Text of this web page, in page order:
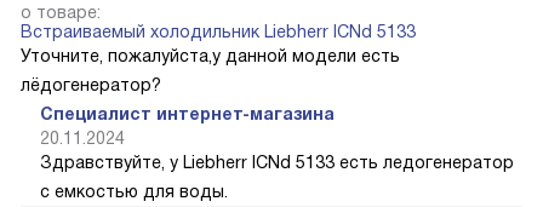
о товаре:
Встраиваемый холодильник Liebherr ICNd 5133
Уточните, пожалуйста,у данной модели есть
лёдогенератор?
Специалист интернет-магазина
20.11.2024
Здравствуйте, у Liebherr ICNd 5133 есть ледогенератор
с емкостью для воды.